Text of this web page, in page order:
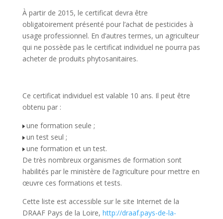
À partir de 2015, le certificat devra être
obligatoirement présenté pour l’achat de pesticides à
usage professionnel. En d’autres termes, un agriculteur
qui ne possède pas le certificat individuel ne pourra pas
acheter de produits phytosanitaires.
Ce certificat individuel est valable 10 ans. Il peut être
obtenu par :
une formation seule ;
un test seul ;
une formation et un test.
De très nombreux organismes de formation sont
habilités par le ministère de l’agriculture pour mettre en
œuvre ces formations et tests.
Cette liste est accessible sur le site Internet de la
DRAAF Pays de la Loire, http://draaf.pays-de-la-